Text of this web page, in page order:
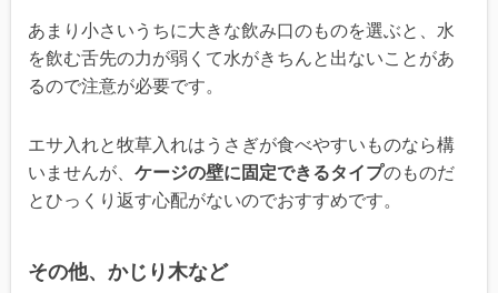
あまり小さいうちに大きな飲み口のものを選ぶと、水
を飲む舌先の力が弱くて水がきちんと出ないことがあ
るので注意が必要です。
エサ入れと牧草入れはうさぎが食べやすいものなら構
いませんが、 ケージの壁に固定できるタイプのものだ
とひっくり返す心配がないのでおすすめです。
その他、かじり木など